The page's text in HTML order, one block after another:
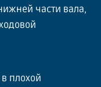
части вала,
плохой